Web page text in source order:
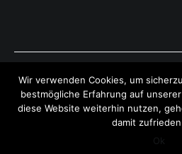
Copyright © 2026
Theme:Cenote by ThemeGrill.
Wir verwenden Cookies, um
bestmögliche Erfahrung auf
diese Website weiterhin nutzen,
damit
Ok